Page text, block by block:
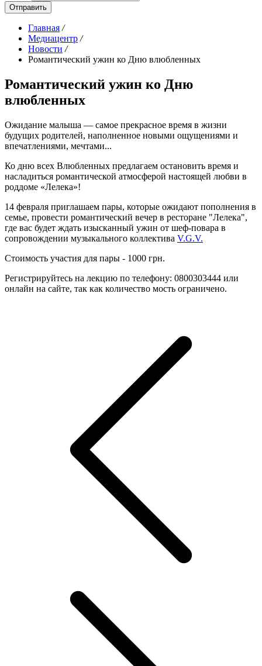
Отправить
Главная /
Медиацентр /
Новости /
Романтический ужин ко Дню влюбленных
Романтический ужин ко Дню
влюбленных
Ожидание малыша — самое прекрасное время в жизни
будущих родителей, наполненное новыми ощущениями и
впечатлениями, мечтами...
Ко дню всех Влюбленных предлагаем остановить время и
насладиться романтической атмосферой настоящей любви в
роддоме «Лелека»!
14 февраля приглашаем пары, которые ожидают пополнения в
семье, провести романтический вечер в ресторане "Лелека",
где вас будет ждать изысканный ужин от шеф-повара в
сопровождении музыкального коллектива V.G.V.
Стоимость участия для пары - 1000 грн.
Регистрируйтесь на лекцию по телефону: 0800303444 или
онлайн на сайте, так как количество мость ограничено.